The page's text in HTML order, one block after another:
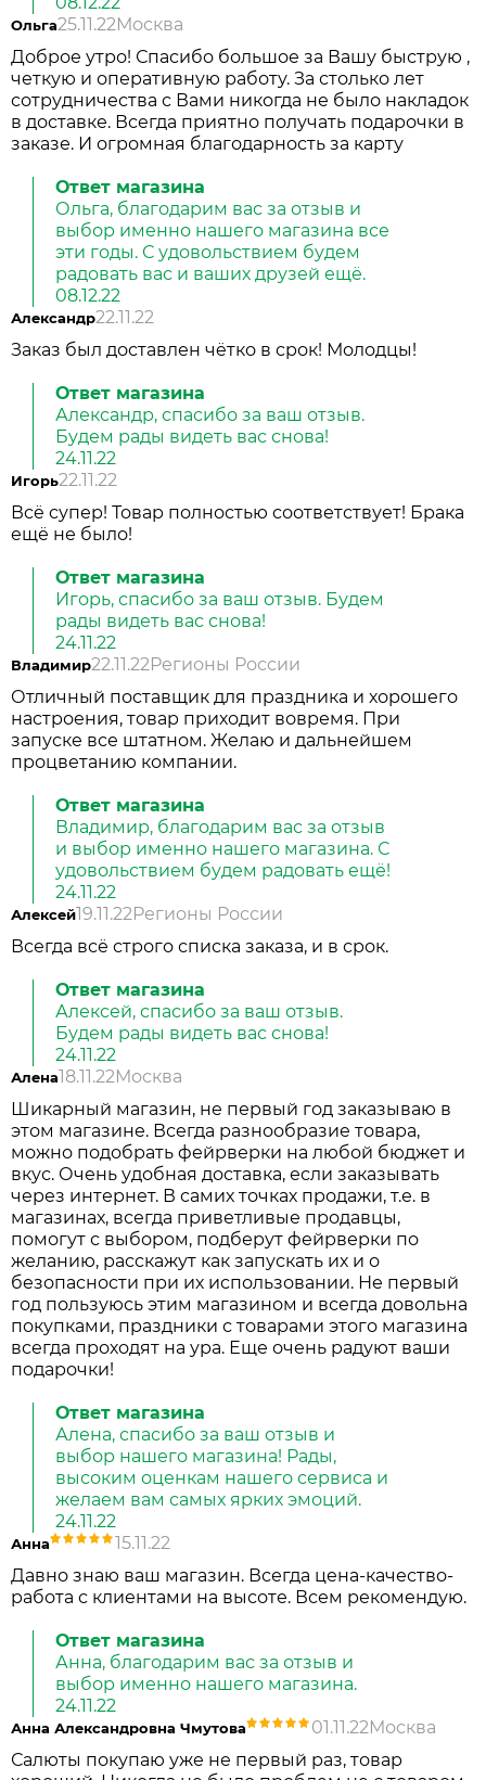
Ольга25.11.22Москва
Доброе утро! Спасибо большое за Вашу быструю ,
четкую и оперативную работу. За столько лет
сотрудничества с Вами никогда не было накладок
в доставке. Всегда приятно получать подарочки в
заказе. И огромная благодарность за карту
Ответ магазина
Ольга, благодарим вас за отзыв и
выбор именно нашего магазина все
эти годы. С удовольствием будем
радовать вас и ваших друзей ещё.
08.12.22
Александр22.11.22
Заказ был доставлен чëтко в срок! Молодцы!
Ответ магазина
Александр, спасибо за ваш отзыв.
Будем рады видеть вас снова!
24.11.22
Игорь22.11.22
Всë супер! Товар полностью соответствует! Брака
ещё не было!
Ответ магазина
Игорь, спасибо за ваш отзыв. Будем
рады видеть вас снова!
24.11.22
Владимир22.11.22Регионы России
Отличный поставщик для праздника и хорошего
настроения, товар приходит вовремя. При
запуске все штатном. Желаю и дальнейшем
процветанию компании.
Ответ магазина
Владимир, благодарим вас за отзыв
и выбор именно нашего магазина. С
удовольствием будем радовать ещё!
24.11.22
Алексей19.11.22Регионы России
Всегда всё строго списка заказа, и в срок.
Ответ магазина
Алексей, спасибо за ваш отзыв.
Будем рады видеть вас снова!
24.11.22
Алена18.11.22Москва
Шикарный магазин, не первый год заказываю в
этом магазине. Всегда разнообразие товара,
можно подобрать фейрверки на любой бюджет и
вкус. Очень удобная доставка, если заказывать
через интернет. В самих точках продажи, т.е. в
магазинах, всегда приветливые продавцы,
помогут с выбором, подберут фейрверки по
желанию, расскажут как запускать их и о
безопасности при их использовании. Не первый
год пользуюсь этим магазином и всегда довольна
покупками, праздники с товарами этого магазина
всегда проходят на ура. Еще очень радуют ваши
подарочки!
Ответ магазина
Алена, спасибо за ваш отзыв и
выбор нашего магазина! Рады,
высоким оценкам нашего сервиса и
желаем вам самых ярких эмоций.
24.11.22
Анна
15.11.22
Давно знаю ваш магазин. Всегда цена-качество-
работа с клиентами на высоте. Всем рекомендую.
Ответ магазина
Анна, благодарим вас за отзыв и
выбор именно нашего магазина.
24.11.22
Анна Александровна Чмутова 01.11.22Москва
Салюты покупаю уже не первый раз, товар